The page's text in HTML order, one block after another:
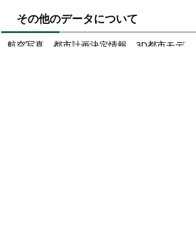
その他のデータについて
航空写真、都市計画決定情報、3D都市モデ